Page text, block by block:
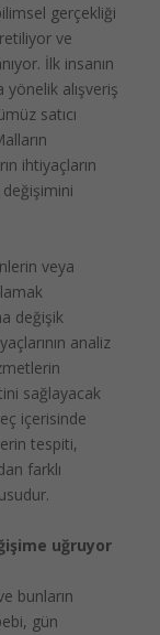
gerçekliği
ve
İlk insanın
yönelik alışveriş
satıcı
ihtiyaçların
veya
değişik
analiz
sağlayacak
içerisinde
tespiti,
farklı
uğruyor
bunların
gün